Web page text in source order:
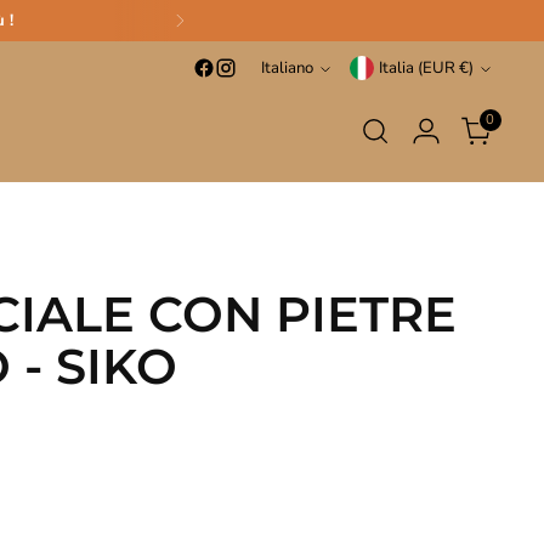
!
Lingua
Italiano Valuta Italia (EUR €)
0
CON PIETRE
- SIKO